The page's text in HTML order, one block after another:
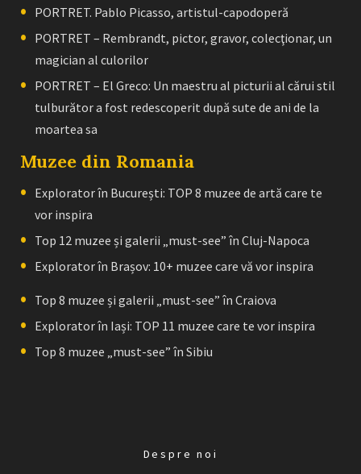
PORTRET. Pablo Picasso, artistul-capodoperă
PORTRET – Rembrandt, pictor, gravor, colecţionar, un
magician al culorilor
PORTRET – El Greco: Un maestru al picturii al cărui stil
tulburător a fost redescoperit după sute de ani de la
moartea sa
Muzee din Romania
Explorator în București: TOP 8 muzee de artă care te
vor inspira
Top 12 muzee și galerii „must-see” în Cluj-Napoca
Explorator în Brașov: 10+ muzee care vă vor inspira
Top 8 muzee și galerii „must-see” în Craiova
Explorator în Iași: TOP 11 muzee care te vor inspira
Top 8 muzee „must-see” în Sibiu
Despre noi